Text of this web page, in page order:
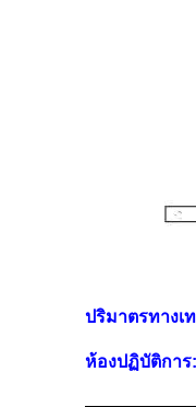
ปริมาตรทางเ
ห้องปฏิบัติการ: